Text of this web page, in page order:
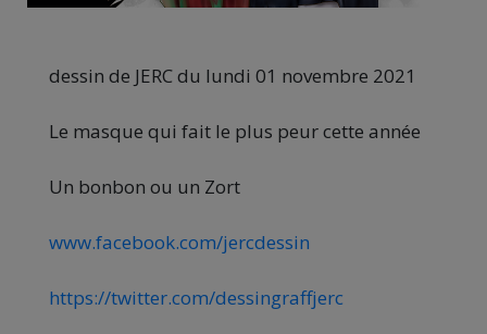
dessin de JERC du lundi 01 novembre 2021
Le masque qui fait le plus peur cette année
Un bonbon ou un Zort
www.facebook.com/jercdessin
https://twitter.com/dessingraffjerc